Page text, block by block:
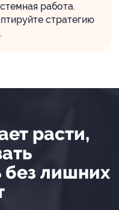
работа.
стратегию
расти,
без лишних